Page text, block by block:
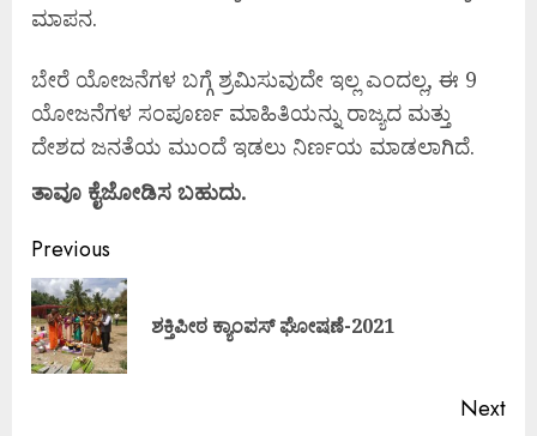
ಮಾಪನ.
ಬೇರೆ ಯೋಜನೆಗಳ ಬಗ್ಗೆ ಶ್ರಮಿಸುವುದೇ ಇಲ್ಲ ಎಂದಲ್ಲ, ಈ 9
ಯೋಜನೆಗಳ ಸಂಪೂರ್ಣ ಮಾಹಿತಿಯನ್ನು ರಾಜ್ಯದ ಮತ್ತು
ದೇಶದ ಜನತೆಯ ಮುಂದೆ ಇಡಲು ನಿರ್ಣಯ ಮಾಡಲಾಗಿದೆ.
ತಾವೂ ಕೈಜೋಡಿಸ ಬಹುದು.
Previous
ಶಕ್ತಿಪೀಠ ಕ್ಯಾಂಪಸ್ ಘೋಷಣೆ-2021
Next